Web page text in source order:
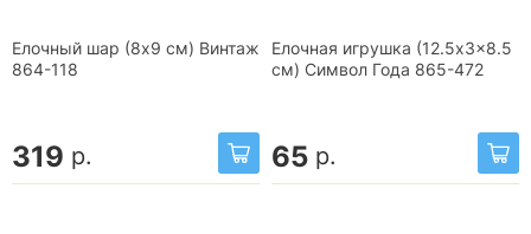
Елочный шар (8x9 см) Винтаж
864-118
319 р.
Елочная игрушка (12.5x3x8.5
см) Символ Года 865-472
65 р.